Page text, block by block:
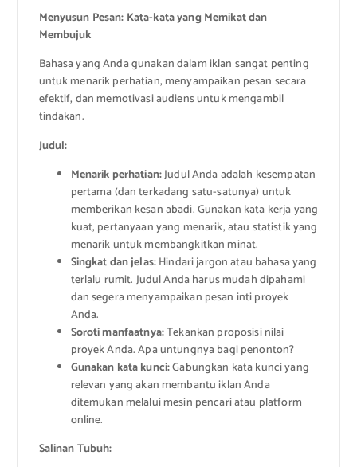
Menyusun Pesan: Kata-kata yang Memikat dan
Membujuk
Bahasa yang Anda gunakan dalam iklan sangat penting
untuk menarik perhatian, menyampaikan pesan secara
efektif, dan memotivasi audiens untuk mengambil
tindakan.
Judul:
Menarik perhatian:Judul Anda adalah kesempatan
pertama (dan terkadang satu-satunya) untuk
memberikan kesan abadi. Gunakan kata kerja yang
kuat, pertanyaan yang menarik, atau statistik yang
menarik untuk membangkitkan minat.
Singkat dan jelas:Hindari jargon atau bahasa yang
terlalu rumit. Judul Anda harus mudah dipahami
dan segera menyampaikan pesan inti proyek
Anda.
Soroti manfaatnya:Tekankan proposisi nilai
proyek Anda. Apa untungnya bagi penonton?
Gunakan kata kunci:Gabungkan kata kunci yang
relevan yang akan membantu iklan Anda
ditemukan melalui mesin pencari atau platform
online.
Salinan Tubuh: